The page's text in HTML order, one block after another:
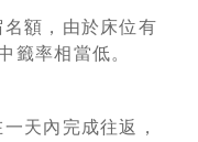
額，由於床位有
籤率相當低。
天內完成往返，